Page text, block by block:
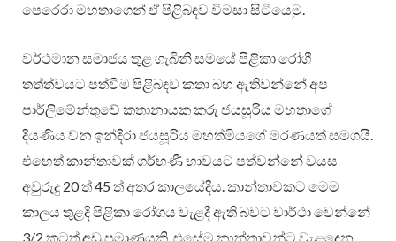
පෙරෙරා මහතාගෙන් ඒ පිළිබඳව විමසා සිටියෙමු.
වර්ථමාන සමාජය තුළ ගැබිනි සමයේ පිළිකා රෝගී
තත්ත්වයට පත්වීම පිළිබඳව කතා බහ ඇතිවන්නේ අප
පාර්ලිමේන්තුවේ කතානායක කරු ජයසූරිය මහතාගේ
දියණිය වන ඉන්දිරා ජයසූරිය මහත්මියගේ මරණයත් සමගයි.
එහෙත් කාන්තාවක් ගර්භණී භාවයට පත්වන්නේ වයස
අවුරුදු 20 ත් 45 ත් අතර කාලයේදීය. කාන්තාවකට මෙම
කාලය තුළදී පිළිකා රෝගය වැළදී ඇති බවට වාර්ථා වෙන්නේ
3/2 කටත් අඩු ප්‍රමාණයකි. එසේම කාන්තාවන්ට වැළදෙන